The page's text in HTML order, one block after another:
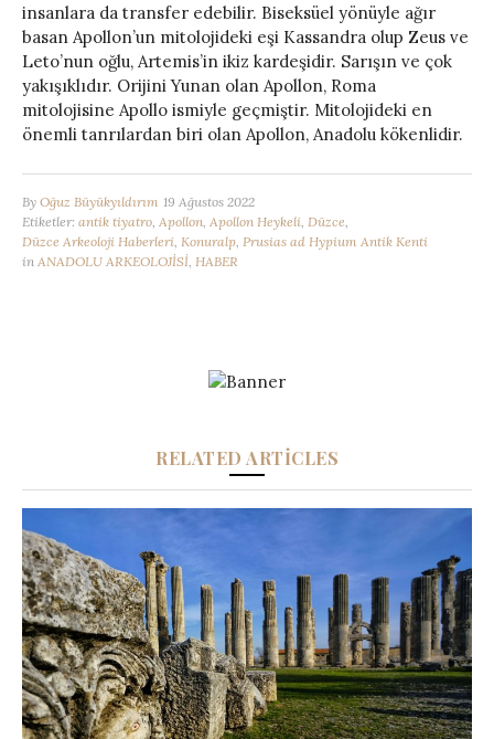
insanlara da transfer edebilir. Biseksüel yönüyle ağır
basan Apollon’un mitolojideki eşi Kassandra olup Zeus ve
Leto’nun oğlu, Artemis’in ikiz kardeşidir. Sarışın ve çok
yakışıklıdır. Orijini Yunan olan Apollon, Roma
mitolojisine Apollo ismiyle geçmiştir. Mitolojideki en
önemli tanrılardan biri olan Apollon, Anadolu kökenlidir.
By Oğuz Büyükyıldırım 19 Ağustos 2022
Etiketler: antik tiyatro, Apollon, Apollon Heykeli, Düzce,
Düzce Arkeoloji Haberleri, Konuralp, Prusias ad Hypium Antik Kenti
in ANADOLU ARKEOLOJİSİ, HABER
RELATED ARTICLES